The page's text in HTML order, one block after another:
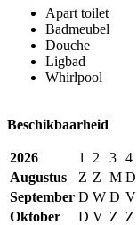
Apart toilet
Badmeubel
Douche
Ligbad
Whirlpool
Beschikbaarheid
2026 1 2 3 4
Augustus
Z Z M D
September D W D V
Oktober
D V Z Z